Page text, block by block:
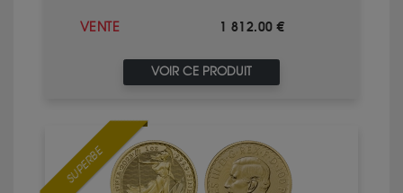
VENTE 1 812.00 €
VOIR CE PRODUIT
SUPERBE